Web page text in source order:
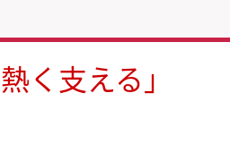
く支える」